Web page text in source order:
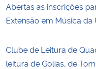
Abertas as inscrições
Extensão em Música da
Clube de Leitura de
leitura de Golias, de